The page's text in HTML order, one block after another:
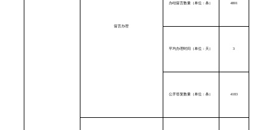
留言办理
办结留言数量（单位：条） 4801
平均办理时间（单位：天） 3
公开答复数量（单位：条） 4183